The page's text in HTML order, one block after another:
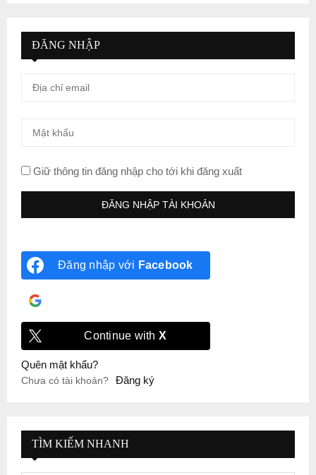
ĐĂNG NHẬP
Giữ thông tin đăng nhập cho tới khi đăng xuất
Đăng nhập với Facebook
Continue with X
Quên mật khẩu?
Chưa có tài khoản? Đăng ký
TÌM KIẾM NHANH